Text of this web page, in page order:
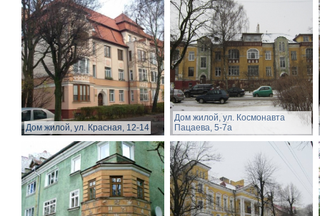
Дом жилой, ул. Красная, 12-14
Дом жилой, ул. Космонавта
Пацаева, 5-7а